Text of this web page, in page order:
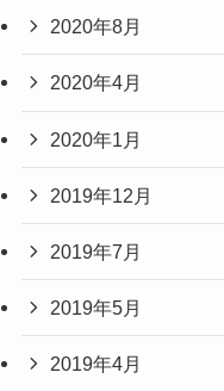
2020年8月
2020年4月
2020年1月
2019年12月
2019年7月
2019年5月
2019年4月